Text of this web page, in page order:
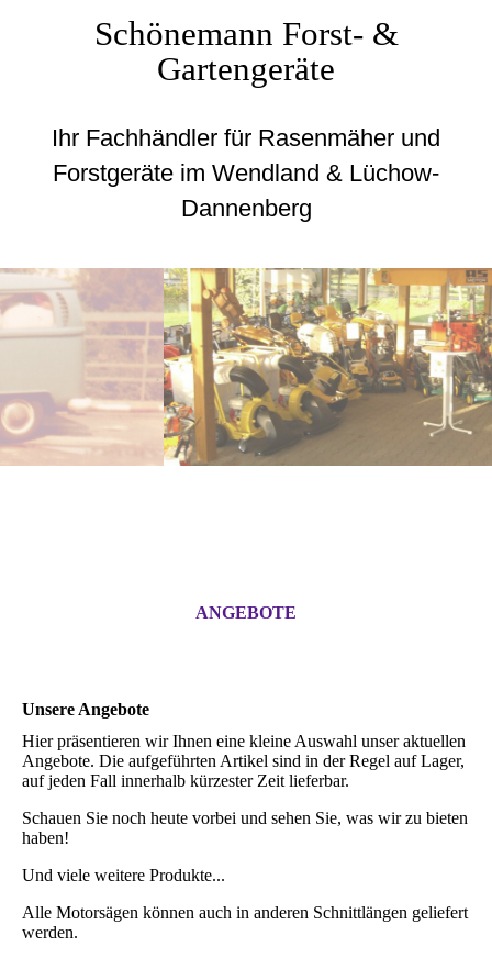
Schönemann Forst- &
Gartengeräte
Ihr Fachhändler für Rasenmäher und
Forstgeräte im Wendland & Lüchow-
Dannenberg
ANGEBOTE
Unsere Angebote
Hier präsentieren wir Ihnen eine kleine Auswahl unser aktuellen
Angebote. Die aufgeführten Artikel sind in der Regel auf Lager,
auf jeden Fall innerhalb kürzester Zeit lieferbar.
Schauen Sie noch heute vorbei und sehen Sie, was wir zu bieten
haben!
Und viele weitere Produkte...
Alle Motorsägen können auch in anderen Schnittlängen geliefert
werden.